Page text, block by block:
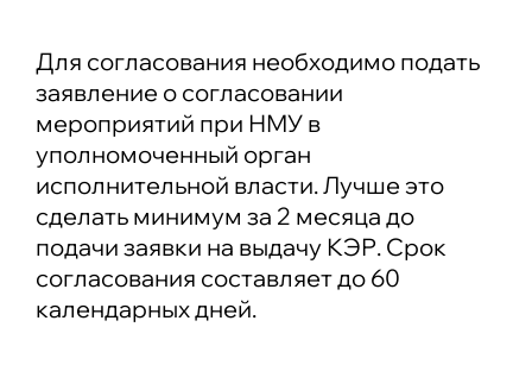
Для согласования необходимо подать
заявление о согласовании
мероприятий при НМУ в
уполномоченный орган
исполнительной власти. Лучше это
сделать минимум за 2 месяца до
подачи заявки на выдачу КЭР. Срок
согласования составляет до 60
календарных дней.